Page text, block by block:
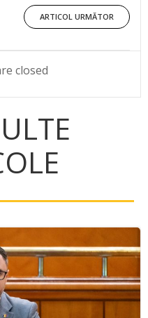
PostARTICOL URMĂTOR
closed